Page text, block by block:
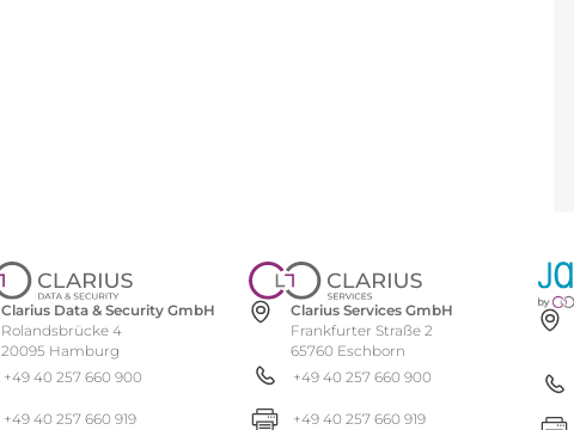
Clarius Data & Security GmbH
Rolandsbrücke 4
20095 Hamburg
+49 40 257 660 900
+49 40 257 660 919
Clarius Services GmbH
Frankfurter Straße 2
65760 Eschborn
+49 40 257 660 900
+49 40 257 660 919